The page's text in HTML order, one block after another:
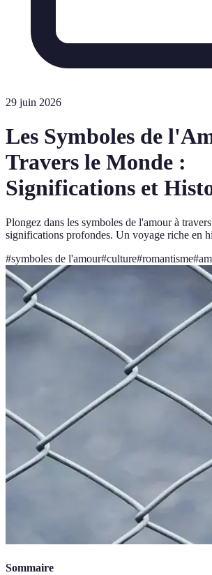
29 juin 2026
Les Symboles de
Travers le Monde :
Significations et
Plongez dans les symboles de l'amour à
significations profondes. Un voyage riche en
#symboles de l'amour#culture#romantisme#
Sommaire